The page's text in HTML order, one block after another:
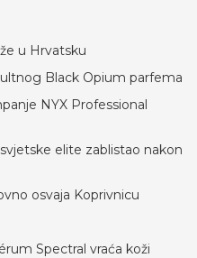
u Hrvatsku
Black Opium parfema
NYX Professional
elite zablistao nakon
osvaja Koprivnicu
Spectral vraća koži